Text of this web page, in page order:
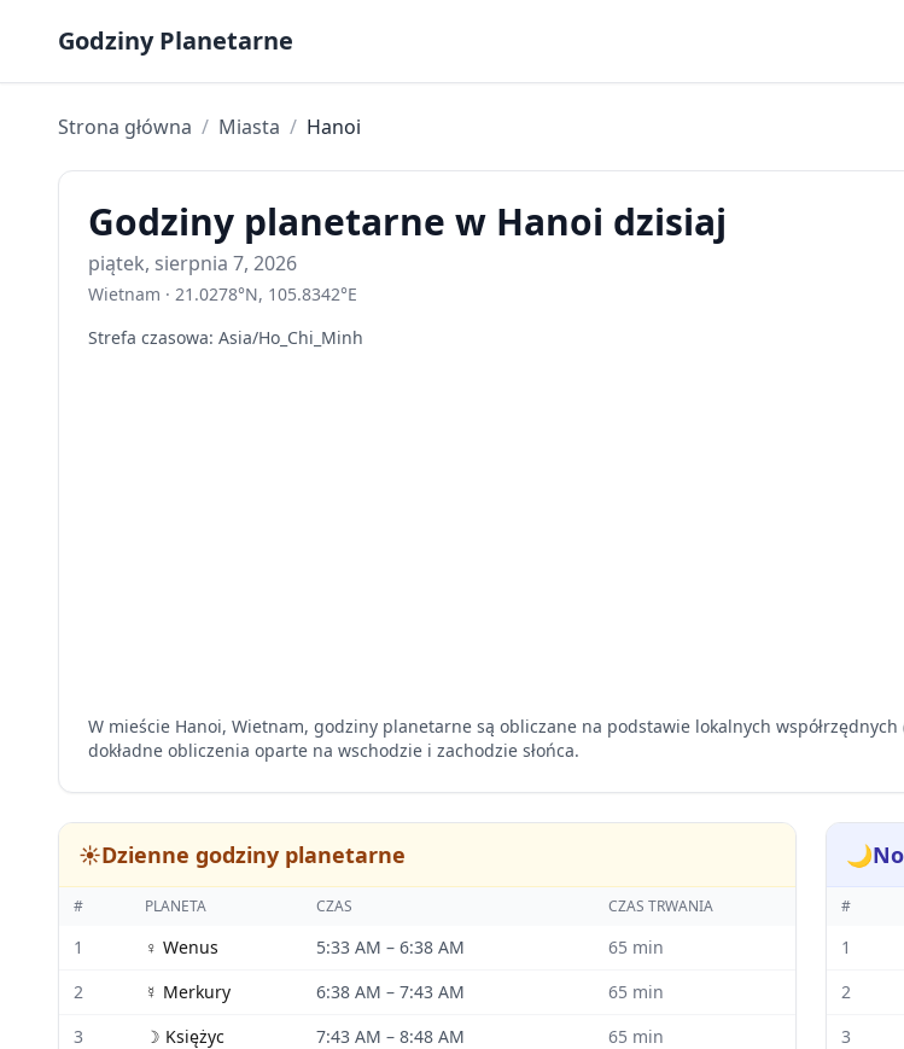
Godziny Planetarne
Strona główna / Miasta / Hanoi
Godziny planetarne w Hanoi dzisiaj
piątek, sierpnia 7, 2026
Wietnam · 21.0278°N, 105.8342°E
Strefa czasowa: Asia/Ho_Chi_Minh
W mieście Hanoi, Wietnam, godziny planetarne są obliczane na podstawie lokalnych współrzędnych
dokładne obliczenia oparte na wschodzie i zachodzie słońca.
☀️Dzienne godziny planetarne
# PLANETA CZAS CZAS TRWANIA
1 ♀ Wenus 5:33 AM – 6:38 AM 65 min
2
☿ Merkury 6:38 AM – 7:43 AM 65 min
3
☽ Księżyc 7:43 AM – 8:48 AM 65 min
🌙
#
1
2
3